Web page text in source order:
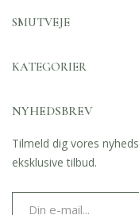
SMUTVEJE
KATEGORIER
NYHEDSBREV
Tilmeld dig vores
eksklusive tilbud.